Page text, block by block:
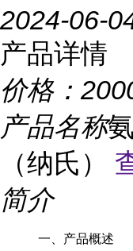
2024-06-
产品详情
价格：
产品名称
（纳氏）
简介
一、产品概述